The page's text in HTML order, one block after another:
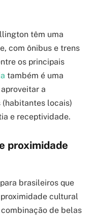
têm uma
com ônibus e trens
os principais
também é uma
a
locais)
e receptividade.
proximidade
brasileiros que
cultural
de belas